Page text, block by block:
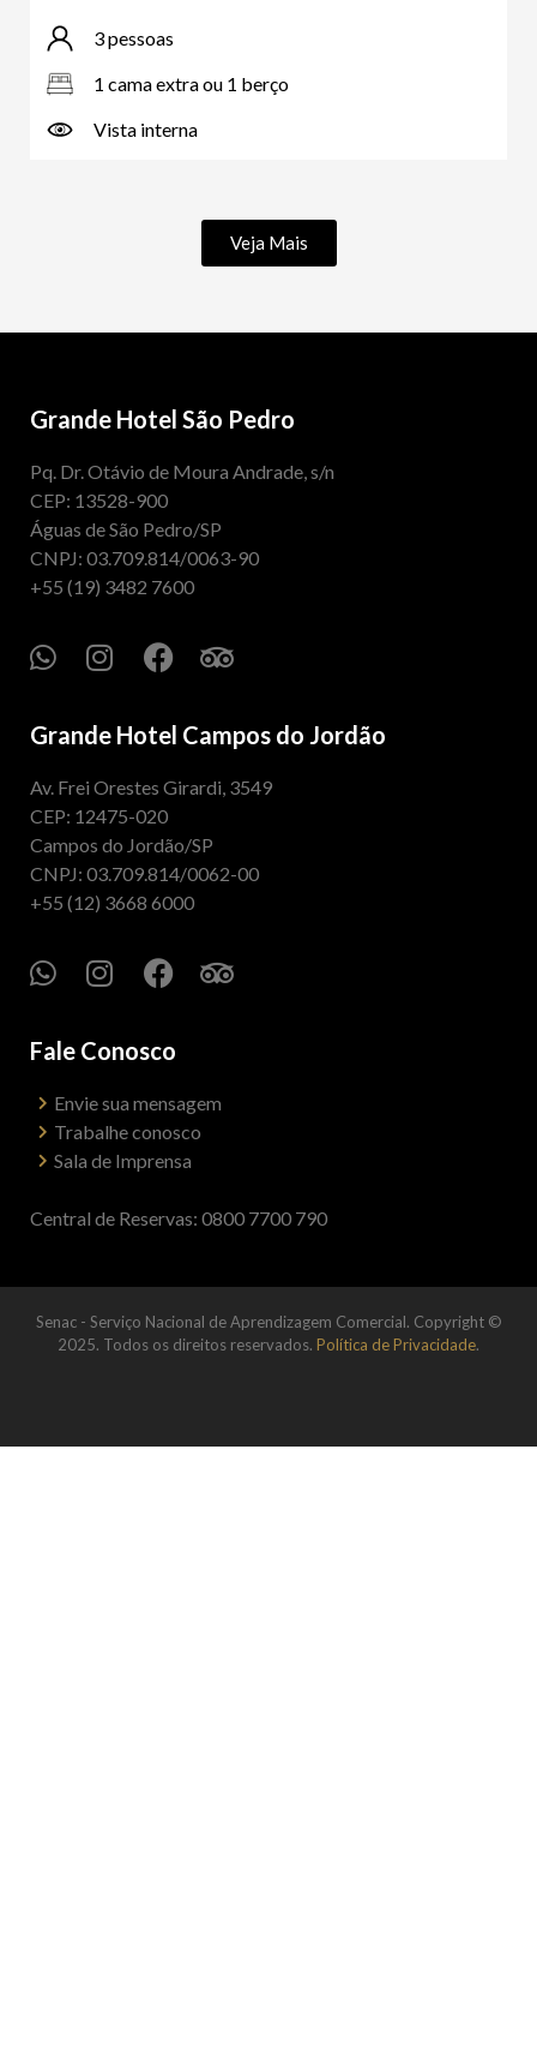
3 pessoas
1 cama extra ou 1 berço
Vista interna
Veja Mais
Grande Hotel São Pedro
Pq. Dr. Otávio de Moura Andrade, s/n
CEP: 13528-900
Águas de São Pedro/SP
CNPJ: 03.709.814/0063-90
+55 (19) 3482 7600
Grande Hotel Campos do Jordão
Av. Frei Orestes Girardi, 3549
CEP: 12475-020
Campos do Jordão/SP
CNPJ: 03.709.814/0062-00
+55 (12) 3668 6000
Fale Conosco
Envie sua mensagem
Trabalhe conosco
Sala de Imprensa
Central de Reservas: 0800 7700 790
Senac - Serviço Nacional de Aprendizagem Comercial. Copyright ©
2025. Todos os direitos reservados. Política de Privacidade.